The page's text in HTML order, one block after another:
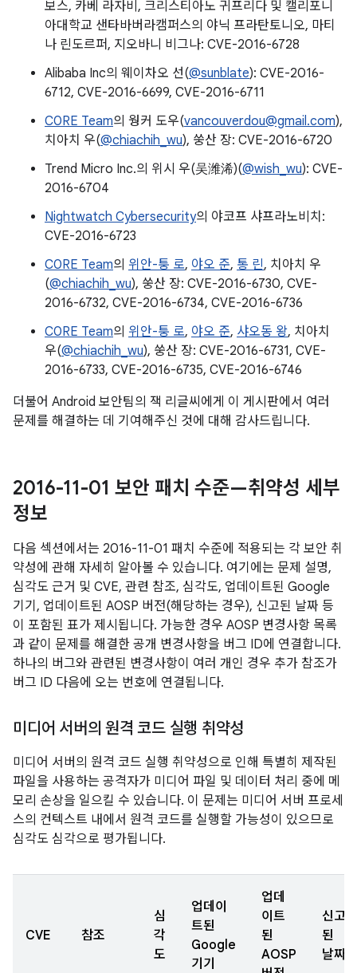
보스, 카베 라자비, 크리스티아노 귀프리다 및 캘리포니
아대학교 샌타바버라캠퍼스의 야닉 프라탄토니오, 마티
나 린도르퍼, 지오바니 비그나: CVE-2016-6728
Alibaba Inc의 웨이차오 선(@sunblate): CVE-2016-
6712, CVE-2016-6699, CVE-2016-6711
C0RE Team의 웡커 도우(vancouverdou@gmail.com),
치아치 우(@chiachih_wu), 쑹산 장: CVE-2016-6720
Trend Micro Inc.의 위시 우(吴潍浠)(@wish_wu): CVE-
2016-6704
Nightwatch Cybersecurity의 야코프 샤프라노비치:
CVE-2016-6723
C0RE Team의 위안-퉁 로, 야오 준, 통 린, 치아치 우
(@chiachih_wu), 쑹산 장: CVE-2016-6730, CVE-
2016-6732, CVE-2016-6734, CVE-2016-6736
C0RE Team의 위안-퉁 로, 야오 준, 샤오동 왕, 치아치
우(@chiachih_wu), 쑹산 장: CVE-2016-6731, CVE-
2016-6733, CVE-2016-6735, CVE-2016-6746
더불어 Android 보안팀의 잭 리글씨에게 이 게시판에서 여러
문제를 해결하는 데 기여해주신 것에 대해 감사드립니다.
2016-11-01 보안 패치 수준—취약성 세부
정보
다음 섹션에서는 2016-11-01 패치 수준에 적용되는 각 보안 취
약성에 관해 자세히 알아볼 수 있습니다. 여기에는 문제 설명,
심각도 근거 및 CVE, 관련 참조, 심각도, 업데이트된 Google
기기, 업데이트된 AOSP 버전(해당하는 경우), 신고된 날짜 등
이 포함된 표가 제시됩니다. 가능한 경우 AOSP 변경사항 목록
과 같이 문제를 해결한 공개 변경사항을 버그 ID에 연결합니다.
하나의 버그와 관련된 변경사항이 여러 개인 경우 추가 참조가
버그 ID 다음에 오는 번호에 연결됩니다.
미디어 서버의 원격 코드 실행 취약성
미디어 서버의 원격 코드 실행 취약성으로 인해 특별히 제작된
파일을 사용하는 공격자가 미디어 파일 및 데이터 처리 중에 메
모리 손상을 일으킬 수 있습니다. 이 문제는 미디어 서버 프로세
스의 컨텍스트 내에서 원격 코드를 실행할 가능성이 있으므로
심각도 심각으로 평가됩니다.
CVE 참조
심
각
도
업데이
트된
Google
기기
업데
이트
된
AOSP
신고
된
날짜